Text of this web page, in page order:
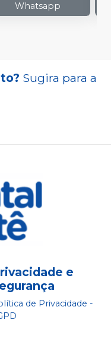
Whatsapp
Sugira para a
e
de Privacidade -